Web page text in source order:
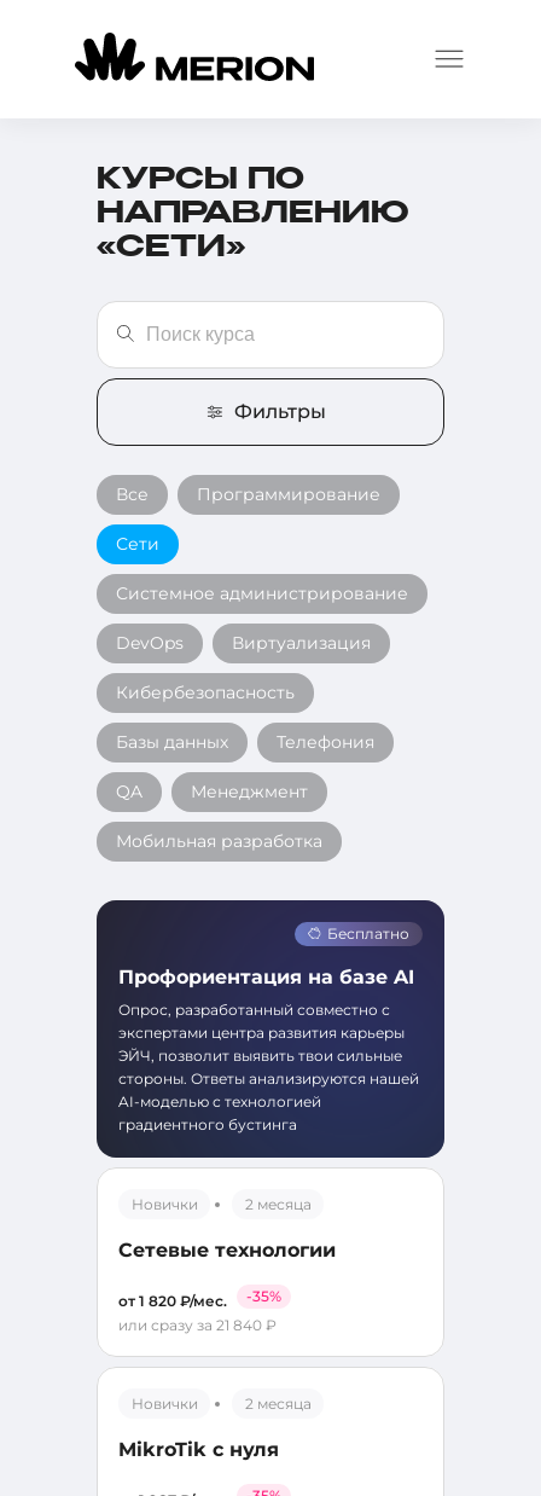
КУРСЫ ПО
НАПРАВЛЕНИЮ
«СЕТИ»
Фильтры
Все Программирование
Сети
Системное администрирование
DevOps
Кибербезопасность
Виртуализация
Базы данных Телефония
QA Менеджмент
Мобильная разработка
Бесплатно
Профориентация на базе AI
Опрос, разработанный совместно с
экспертами центра развития карьеры
ЭЙЧ, позволит выявить твои сильные
стороны. Ответы анализируются нашей
AI-моделью с технологией
градиентного бустинга
Новички 2 месяца
Сетевые технологии
от 1 820 ₽/мес.
-35%
или сразу за 21 840 ₽
Новички 2 месяца
MikroTik с нуля